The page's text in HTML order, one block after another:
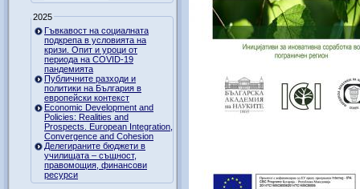
2025
Гъвкавост на социалната
подкрепа в условията на
кризи. Опит и уроци от
периода на COVID-19
пандемията
Публичните разходи и
политики на България в
европейски контекст
Economic Development and
Policies: Realities and
Prospects. European Integration,
Convergence and Cohesion
Делегираните бюджети в
училищата – същност,
правомощия, финансови
ресурси